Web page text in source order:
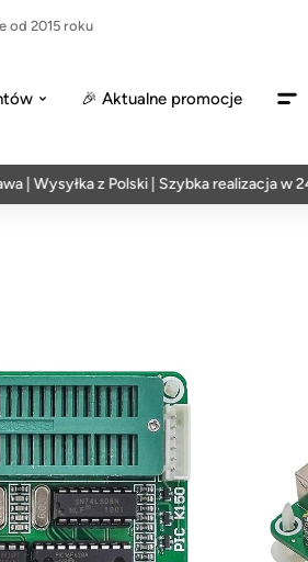
od 2015 roku
🎉 Aktualne promocje
z Polski | Szybka realizacja w 24h